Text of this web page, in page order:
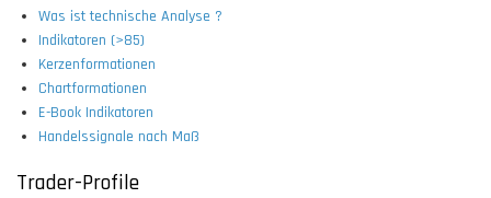
Was ist technische Analyse ?
Indikatoren (>85)
Kerzenformationen
Chartformationen
E-Book Indikatoren
Handelssignale nach Maß
Trader-Profile